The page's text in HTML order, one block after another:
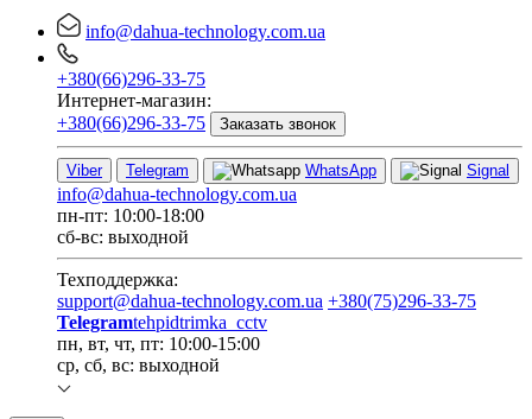
info@dahua-technology.com.ua
+380(66)296-33-75
Интернет-магазин:
+380(66)296-33-75
Заказать звонок
Viber Telegram WhatsApp Signal
info@dahua-technology.com.ua
пн-пт: 10:00-18:00
сб-вс: выходной
Техподдержка:
support@dahua-technology.com.ua +380(75)296-33-75
Telegramtehpidtrimka_cctv
пн, вт, чт, пт: 10:00-15:00
ср, сб, вс: выходной